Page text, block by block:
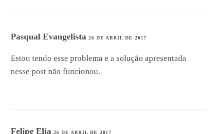
Pasqual Evangelista26 DE ABRIL DE 2017
Estou tendo esse problema e a solução apresentada
nesse post não funcionou.
Felipe Elia26 DE ABRIL DE 2017